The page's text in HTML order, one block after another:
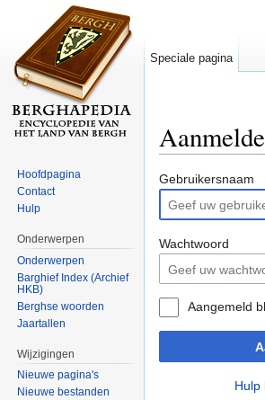
Gebruikersnaam
Wachtwoord
Aangemeld
Hulp
Speciale pagina
Hoofdpagina
Contact
Hulp
Onderwerpen
Onderwerpen
Barghief Index (Archief
HKB)
Berghse woorden
Jaartallen
Wijzigingen
Nieuwe pagina's
Nieuwe bestanden